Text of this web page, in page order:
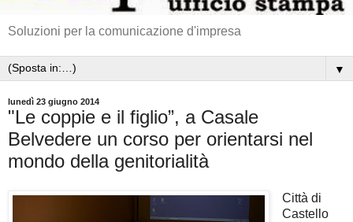
Soluzioni per la comunicazione d'impresa
▼
lunedì 23 giugno 2014
"Le coppie e il figlio”, a Casale
Belvedere un corso per orientarsi nel
mondo della genitorialità
Città di
Castello